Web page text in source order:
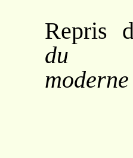
Repris
du
moderne